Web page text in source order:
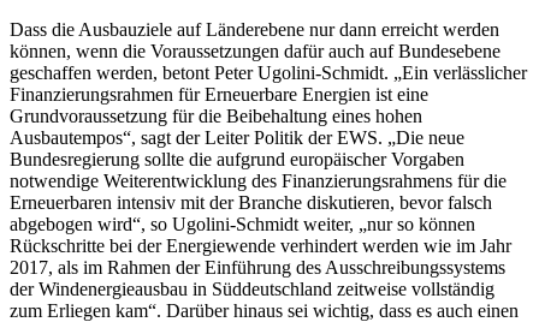
Dass die Ausbauziele auf Länderebene nur dann erreicht werden
können, wenn die Voraussetzungen dafür auch auf Bundesebene
geschaffen werden, betont Peter Ugolini-Schmidt. „Ein verlässlicher
Finanzierungsrahmen für Erneuerbare Energien ist eine
Grundvoraussetzung für die Beibehaltung eines hohen
Ausbautempos“, sagt der Leiter Politik der EWS. „Die neue
Bundesregierung sollte die aufgrund europäischer Vorgaben
notwendige Weiterentwicklung des Finanzierungsrahmens für die
Erneuerbaren intensiv mit der Branche diskutieren, bevor falsch
abgebogen wird“, so Ugolini-Schmidt weiter, „nur so können
Rückschritte bei der Energiewende verhindert werden wie im Jahr
2017, als im Rahmen der Einführung des Ausschreibungssystems
der Windenergieausbau in Süddeutschland zeitweise vollständig
zum Erliegen kam“. Darüber hinaus sei wichtig, dass es auch einen